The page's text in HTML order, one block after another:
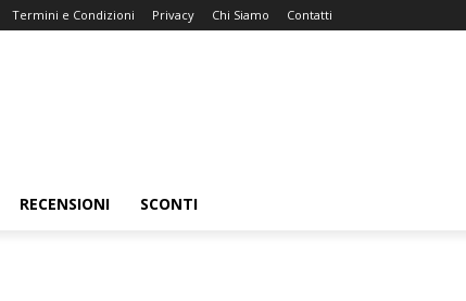
Termini e Condizioni Privacy Chi Siamo Contatti
RECENSIONI SCONTI